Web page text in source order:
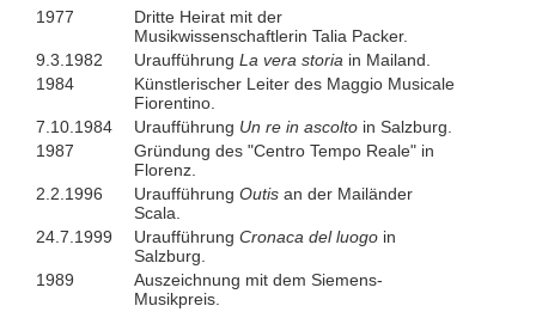
1977
Dritte Heirat mit der
Musikwissenschaftlerin Talia Packer.
9.3.1982
Uraufführung La vera storiain Mailand.
1984
Künstlerischer Leiter des Maggio Musicale
Fiorentino.
7.10.1984
Uraufführung Un re in ascoltoin Salzburg.
1987
Gründung des "Centro Tempo Reale" in
Florenz.
2.2.1996
Uraufführung Outisan der Mailänder
Scala.
24.7.1999
Uraufführung Cronaca del luogoin
Salzburg.
1989
Auszeichnung mit dem Siemens-
Musikpreis.